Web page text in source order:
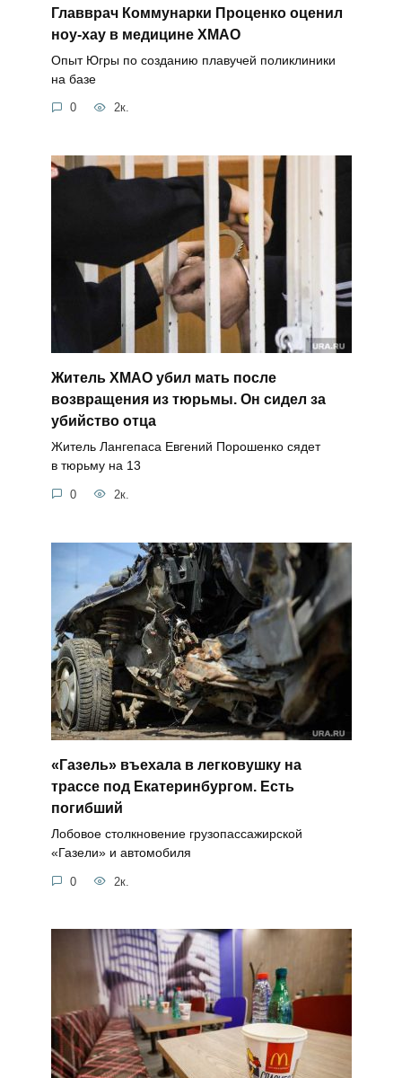
Главврач Коммунарки Проценко оценил
ноу-хау в медицине ХМАО
Опыт Югры по созданию плавучей поликлиники
на базе
0 2к.
Житель ХМАО убил мать после
возвращения из тюрьмы. Он сидел за
убийство отца
Житель Лангепаса Евгений Порошенко сядет
в тюрьму на 13
0 2к.
«Газель» въехала в легковушку на
трассе под Екатеринбургом. Есть
погибший
Лобовое столкновение грузопассажирской
«Газели» и автомобиля
0 2к.